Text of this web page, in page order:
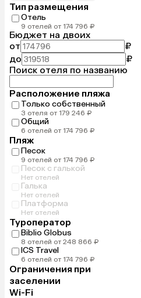
Тип размещения
Отель
9 отелей от 174 796 ₽
Бюджет на двоих
от
₽
до
₽
Поиск отеля по названию
Расположение пляжа
Только собственный
3 отеля от 179 246 ₽
Общий
6 отелей от 174 796 ₽
Пляж
Песок
9 отелей от 174 796 ₽
Песок с галькой
Нет отелей
Галька
Нет отелей
Платформа
Нет отелей
Туроператор
Biblio Globus
8 отелей от 248 866 ₽
ICS Travel
6 отелей от 174 796 ₽
Ограничения при
заселении
Wi-Fi